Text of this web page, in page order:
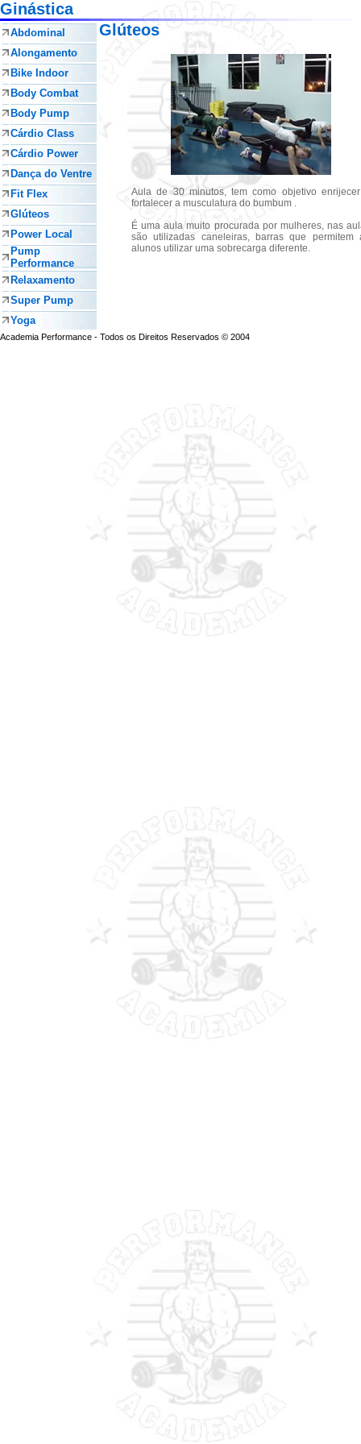
Ginástica
Abdominal
Alongamento
Bike Indoor
Body Combat
Body Pump
Cárdio Class
Cárdio Power
Dança do Ventre
Fit Flex
Glúteos
Power Local
Pump
Performance
Relaxamento
Super Pump
Yoga
Glúteos
Aula de 30 minutos, tem como objetivo
fortalecer a musculatura do bumbum .
É uma aula muito procurada por mulheres, nas
são utilizadas caneleiras, barras que permitem
alunos utilizar uma sobrecarga diferente.
Academia Performance - Todos os Direitos Reservados © 2004